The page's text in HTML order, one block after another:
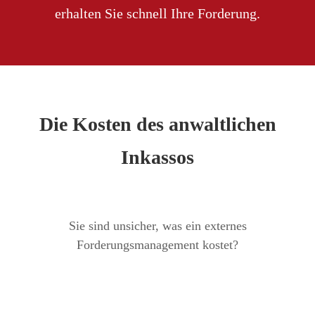
erhalten Sie schnell Ihre Forderung.
Die Kosten des anwaltlichen
Inkassos
Sie sind unsicher, was ein externes
Forderungsmanagement kostet?